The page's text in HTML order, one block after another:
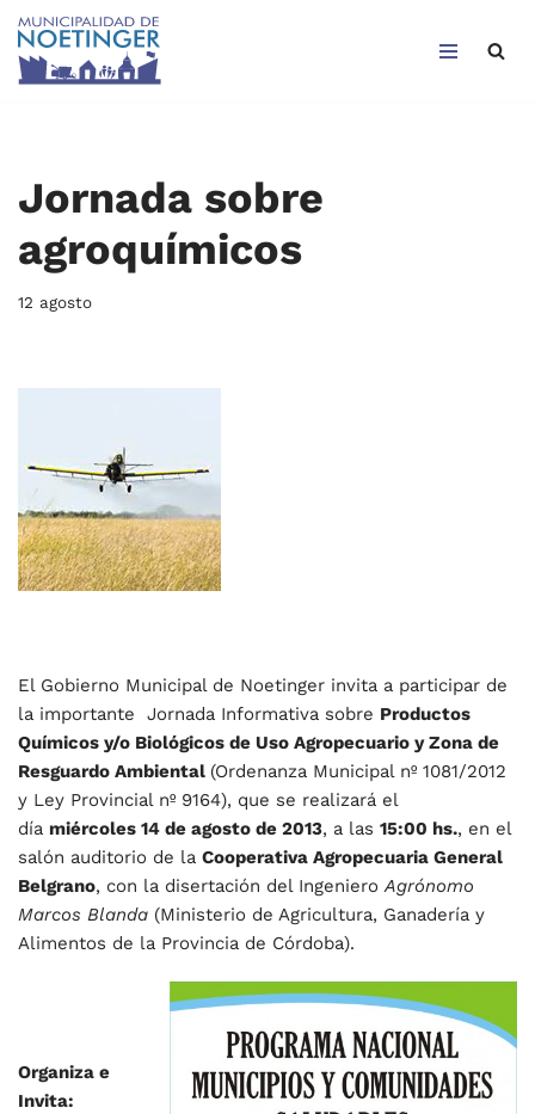
Saltar
Jornada sobre
agroquímicos
12 agosto
El Gobierno Municipal de Noetinger invita a participar de
la importante Jornada Informativa sobre Productos
Químicos y/o Biológicos de Uso Agropecuario y Zona de
Resguardo Ambiental (Ordenanza Municipal nº 1081/2012
y Ley Provincial nº 9164), que se realizará el
día miércoles 14 de agosto de 2013, a las 15:00 hs., en el
salón auditorio de la Cooperativa Agropecuaria General
Belgrano, con la disertación del IngenieroAgrónomo
Marcos Blanda (Ministerio de Agricultura, Ganadería y
Alimentos de la Provincia de Córdoba).
Organiza e
Invita: